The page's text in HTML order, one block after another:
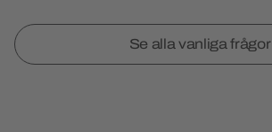
Se alla vanliga frågor